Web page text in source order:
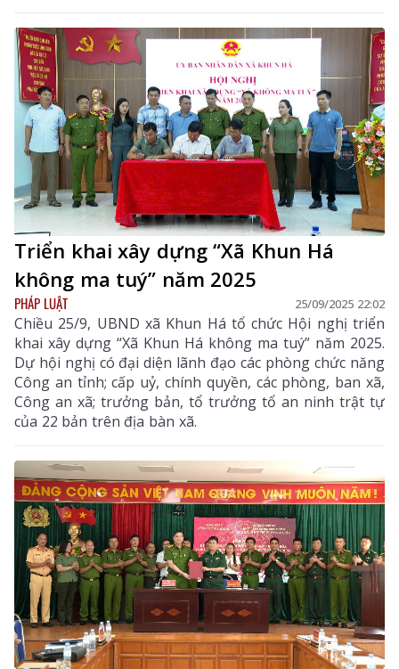
Triển khai xây dựng “Xã Khun Há
không ma tuý” năm 2025
PHÁP LUẬT 25/09/2025 22:02
Chiều 25/9, UBND xã Khun Há tổ chức Hội nghị triển
khai xây dựng “Xã Khun Há không ma tuý” năm 2025.
Dự hội nghị có đại diện lãnh đạo các phòng chức năng
Công an tỉnh; cấp uỷ, chính quyền, các phòng, ban xã,
Công an xã; trưởng bản, tổ trưởng tổ an ninh trật tự
của 22 bản trên địa bàn xã.